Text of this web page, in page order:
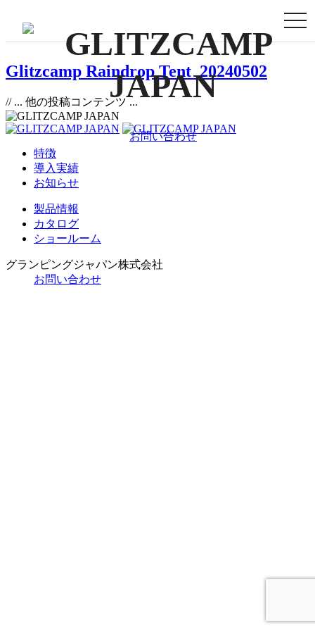
お問い合わせ
Glitzcamp Raindrop Tent_20240502
// ... 他の投稿コンテンツ ...
特徴
導入実績
お知らせ
製品情報
カタログ
ショールーム
グランピングジャパン株式会社
お問い合わせ